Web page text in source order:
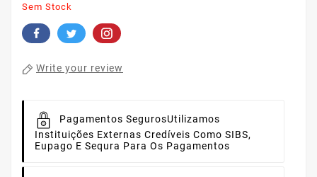
Sem Stock
Write your review
Pagamentos SegurosUtilizamos
Instituições Externas Credíveis Como SIBS,
Eupago E Sequra Para Os Pagamentos